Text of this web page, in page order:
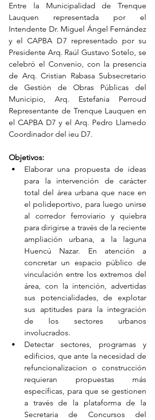
Entre la Municipalidad de Trenque
Lauquen representada por el
Intendente Dr. Miguel Ángel Fernández
y el CAPBA D7 representado por su
Presidente Arq. Raúl Gustavo Sotelo, se
celebró el Convenio, con la presencia
de Arq. Cristian Rabasa Subsecretario
de Gestión de Obras Públicas del
Municipio, Arq. Estefania Perroud
Representante de Trenque Lauquen en
el CAPBA D7 y el Arq. Pedro Llamedo
Coordinador del ieu D7.
Objetivos:
Elaborar una propuesta de ideas
para la intervención de carácter
total del área urbana que nace en
el polideportivo, para luego unirse
al corredor ferroviario y quiebra
para dirigirse a través de la reciente
ampliación urbana, a la laguna
Huencú Nazar. En atención a
concretar un espacio público de
vinculación entre los extremos del
área, con la intención, advertidas
sus potencialidades, de explotar
sus aptitudes para la integración
de los sectores urbanos
involucrados.
Detectar sectores, programas y
edificios, que ante la necesidad de
refuncionalizacion o construcción
requieran propuestas más
específicas, para que se gestionen
a través de la plataforma de la
Secretaria de Concursos del